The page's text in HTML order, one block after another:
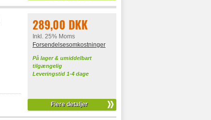
289,00 DKK
Inkl. 25% Moms
Forsendelsesomkostninger
På lager & umiddelbart
tilgængelig
Leveringstid 1-4 dage
Flere detaljer